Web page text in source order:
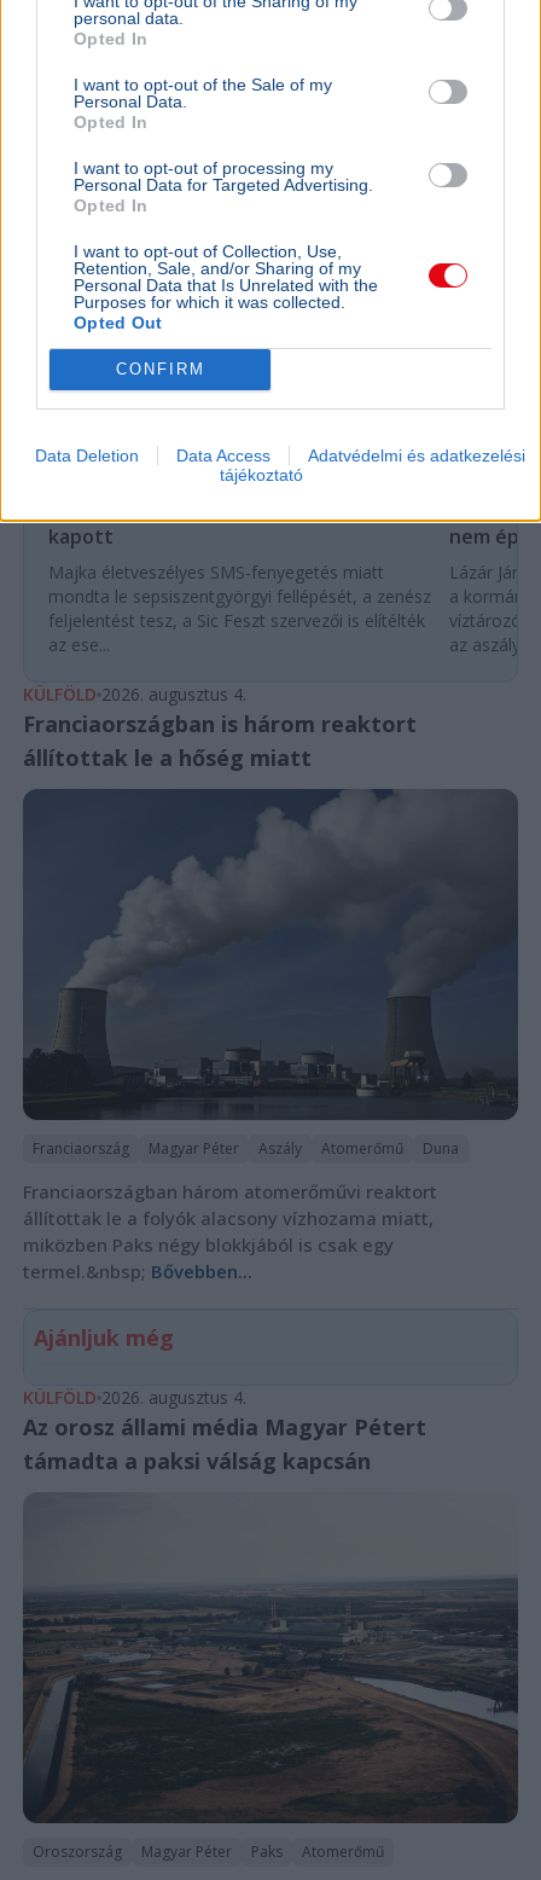
personal data.
Opted In
I want to opt-out of the Sale of my
Personal Data.
Opted In
I want to opt-out of processing my
Personal Data for Targeted Advertising.
Opted In
I want to opt-out of Collection, Use,
Retention, Sale, and/or Sharing of my
Personal Data that Is Unrelated with the
Purposes for which it was collected.
Opted Out
CONFIRM
Data Deletion Data Access
Adatvédelmi és adatkezelési
tájékoztató
Manche-csatornán, a francia és brit parti őrség 157
embert mentett ki a vízből.
Politika
KULTÚRA
Majka lemondta a sepsiszentgyörgyi
kapott
Majka életveszélyes SMS-fenyegetés miatt
mondta le sepsiszentgyörgyi fellépését, a zenész
feljelentést tesz, a Sic Feszt szervezői is elítélték
az ese...
BELFÖLD
nem
Lázár
a kormány
az
KÜLFÖLD 2026. augusztus 4.
Franciaországban is három reaktort
állítottak le a hőség miatt
Franciaország Magyar Péter Aszály Atomerőmű Duna
Franciaországban három atomerőművi reaktort
állítottak le a folyók alacsony vízhozama miatt,
miközben Paks négy blokkjából is csak egy
termel.&nbsp; Bővebben...
Ajánljuk még
KÜLFÖLD 2026. augusztus 4.
Az orosz állami média Magyar Pétert
támadta a paksi válság kapcsán
Oroszország Magyar Péter Paks Atomerőmű